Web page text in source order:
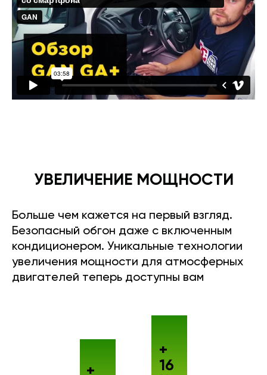
УВЕЛИЧЕНИЕ МОЩНОСТИ
Больше чем кажется на первый взгляд.
Безопасный обгон даже с включенным
кондиционером. Уникальные технологии
увеличения мощности для атмосферных
двигателей теперь доступны вам
+
+
16